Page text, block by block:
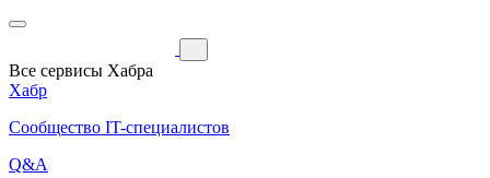
Все сервисы Хабра
Хабр
Сообщество IT-специалистов
Q&A